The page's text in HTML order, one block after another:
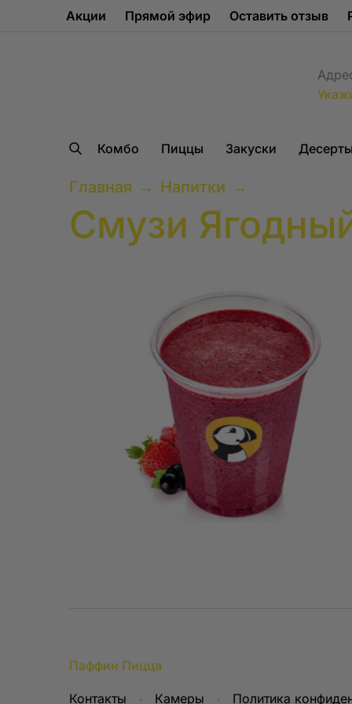
Акции Прямой эфир Оставить отзыв
Комбо Пиццы Закуски Десерты
Главная → Напитки →
Смузи
Паффин Пицца
Контакты Камеры Политика
Куда
Зачем мы
Основная задача
запоминать ваши
добавленные в
информации мы
или разделы
Кроме того,
чтобы сделать
Какие cookie мы
Мы активно
посетителей. Это
данных может
некорректно —